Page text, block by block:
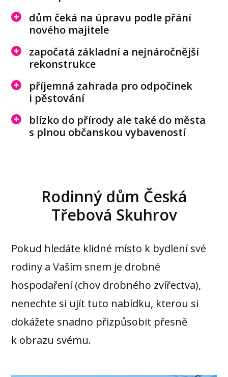
dům čeká na úpravu podle přání
nového majitele
započatá základní a nejnáročnější
rekonstrukce
příjemná zahrada pro odpočinek
i pěstování
blízko do přírody ale také do města
s plnou občanskou vybaveností
Rodinný dům Česká
Třebová Skuhrov
Pokud hledáte klidné místo k bydlení své
rodiny a Vaším snem je drobné
hospodaření (chov drobného zvířectva),
nenechte si ujít tuto nabídku, kterou si
dokážete snadno přizpůsobit přesně
k obrazu svému.